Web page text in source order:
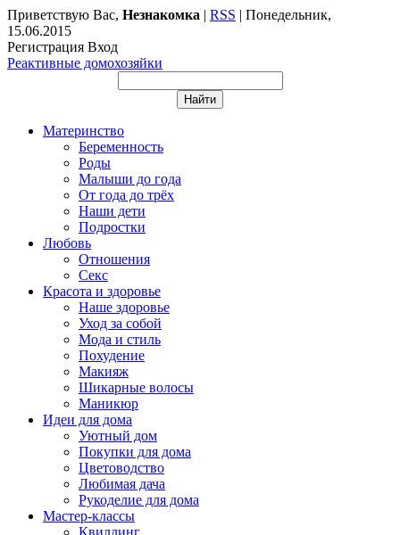
Приветствую Вас, Незнакомка | RSS | Понедельник,
15.06.2015
Регистрация Вход
Реактивные домохозяйки
Материнство
Беременность
Роды
Малыши до года
От года до трёх
Наши дети
Подростки
Любовь
Отношения
Секс
Красота и здоровье
Наше здоровье
Уход за собой
Мода и стиль
Похудение
Макияж
Шикарные волосы
Маникюр
Идеи для дома
Уютный дом
Покупки для дома
Цветоводство
Любимая дача
Рукоделие для дома
Мастер-классы
Квиллинг